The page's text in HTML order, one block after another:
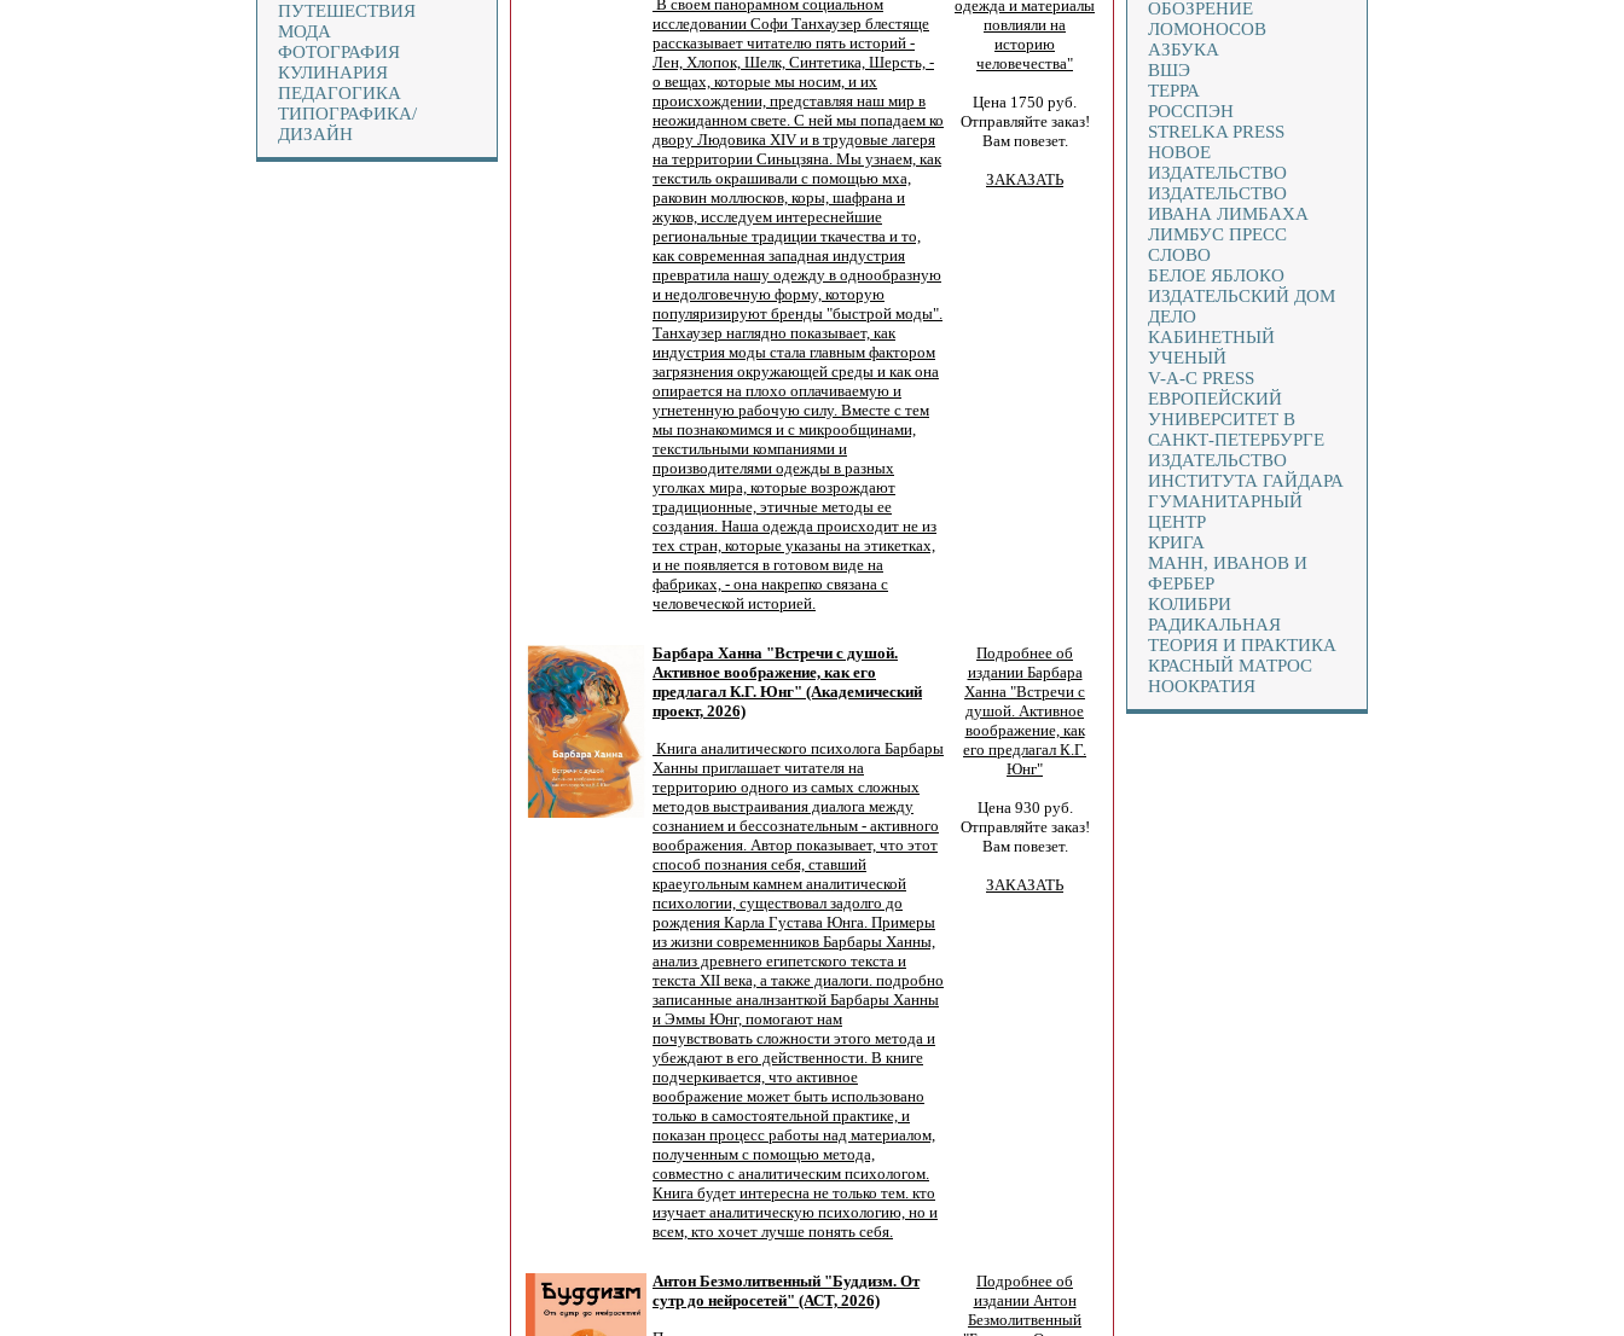
ПУТЕШЕСТВИЯ
МОДА
ФОТОГРАФИЯ
КУЛИНАРИЯ
ПЕДАГОГИКА
ТИПОГРАФИКА/
ДИЗАЙН
В своем панорамном социальном
исследовании Софи Танхаузер блестяще
рассказывает читателю пять историй -
Лен, Хлопок, Шелк, Синтетика, Шерсть, -
о вещах, которые мы носим, и их
происхождении, представляя наш мир в
неожиданном свете. С ней мы попадаем ко
двору Людовика XIV и в трудовые лагеря
на территории Синьцзяна. Мы узнаем, как
текстиль окрашивали с помощью мха,
раковин моллюсков, коры, шафрана и
жуков, исследуем интереснейшие
региональные традиции ткачества и то,
как современная западная индустрия
превратила нашу одежду в однообразную
и недолговечную форму, которую
популяризируют бренды "быстрой моды".
Танхаузер наглядно показывает, как
индустрия моды стала главным фактором
загрязнения окружающей среды и как она
опирается на плохо оплачиваемую и
угнетенную рабочую силу. Вместе с тем
мы познакомимся и с микрообщинами,
текстильными компаниями и
производителями одежды в разных
уголках мира, которые возрождают
традиционные, этичные методы ее
создания. Наша одежда происходит не из
тех стран, которые указаны на этикетках,
и не появляется в готовом виде на
фабриках, - она накрепко связана с
человеческой историей.
одежда и материалы
повлияли на
историю
человечества"
Цена 1750 руб.
Отправляйте заказ!
Вам повезет.
ЗАКАЗАТЬ
Барбара Ханна "Встречи с душой.
Активное воображение, как его
предлагал К.Г. Юнг" (Академический
проект, 2026)
Книга аналитического психолога Барбары
Ханны приглашает читателя на
территорию одного из самых сложных
методов выстраивания диалога между
сознанием и бессознательным - активного
воображения. Автор показывает, что этот
способ познания себя, ставший
краеугольным камнем аналитической
психологии, существовал задолго до
рождения Карла Густава Юнга. Примеры
из жизни современников Барбары Ханны,
анализ древнего египетского текста и
текста XII века, а также диалоги. подробно
записанные аналнзанткой Барбары Ханны
и Эммы Юнг, помогают нам
почувствовать сложности этого метода и
убеждают в его действенности. В книге
подчеркивается, что активное
воображение может быть использовано
только в самостоятельной практике, и
показан процесс работы над материалом,
полученным с помощью метода,
совместно с аналитическим психологом.
Книга будет интересна не только тем. кто
изучает аналитическую психологию, но и
всем, кто хочет лучше понять себя.
Подробнее об
издании Барбара
Ханна "Встречи с
душой. Активное
воображение, как
его предлагал К.Г.
Юнг"
Цена 930 руб.
Отправляйте заказ!
Вам повезет.
ЗАКАЗАТЬ
Антон Безмолитвенный "Буддизм. От
сутр до нейросетей" (АСТ, 2026)
Подробнее об
издании Антон
Безмолитвенный
ОБОЗРЕНИЕ
ЛОМОНОСОВ
АЗБУКА
ВШЭ
ТЕРРА
РОССПЭН
STRELKA PRESS
НОВОЕ
ИЗДАТЕЛЬСТВО
ИЗДАТЕЛЬСТВО
ИВАНА ЛИМБАХА
ЛИМБУС ПРЕСС
СЛОВО
БЕЛОЕ ЯБЛОКО
ИЗДАТЕЛЬСКИЙ ДОМ
ДЕЛО
КАБИНЕТНЫЙ
УЧЕНЫЙ
V-A-C PRESS
ЕВРОПЕЙСКИЙ
УНИВЕРСИТЕТ В
САНКТ-ПЕТЕРБУРГЕ
ИЗДАТЕЛЬСТВО
ИНСТИТУТА ГАЙДАРА
ГУМАНИТАРНЫЙ
ЦЕНТР
КРИГА
МАНН, ИВАНОВ И
ФЕРБЕР
КОЛИБРИ
РАДИКАЛЬНАЯ
ТЕОРИЯ И ПРАКТИКА
КРАСНЫЙ МАТРОС
НООКРАТИЯ